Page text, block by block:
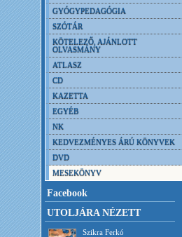
GYÓGYPEDAGÓGIA
SZÓTÁR
KÖTELEZŐ, AJÁNLOTT
OLVASMÁNY
ATLASZ
CD
KAZETTA
EGYÉB
NK
KEDVEZMÉNYES ÁRÚ KÖNYVEK
DVD
MESEKÖNYV
Facebook
UTOLJÁRA NÉZETT
Szikra Ferkó